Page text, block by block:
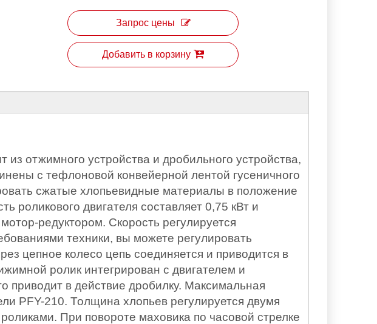
Запрос цены
Добавить в корзину
отжимного устройства и дробильного устройства,
с тефлоновой конвейерной лентой гусеничного
сжатые хлопьевидные материалы в положение
роликового двигателя составляет 0,75 кВт и
редуктором. Скорость регулируется
техники, вы можете регулировать
цепное колесо цепь соединяется и приводится в
ролик интегрирован с двигателем и
приводит в действие дробилку. Максимальная
PFY-210. Толщина хлопьев регулируется двумя
При повороте маховика по часовой стрелке